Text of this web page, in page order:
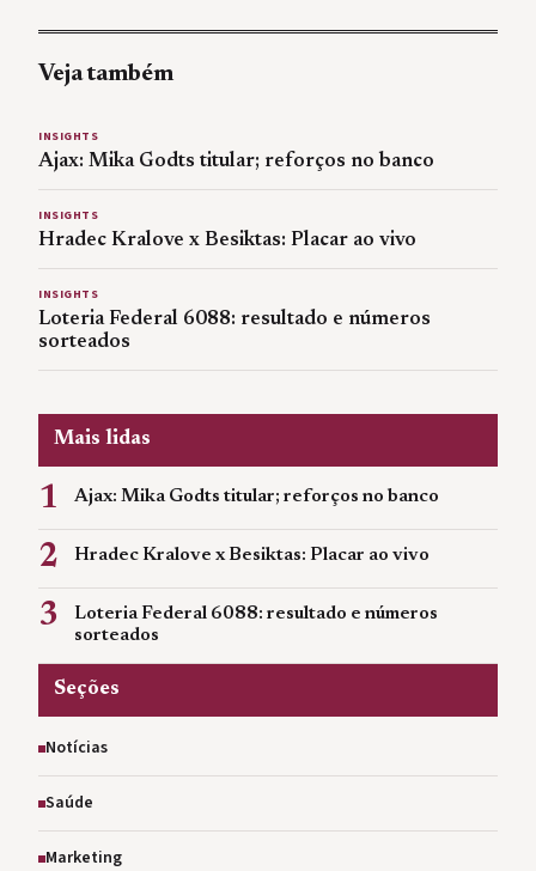
Veja também
INSIGHTS
Ajax: Mika Godts titular; reforços no banco
INSIGHTS
Hradec Kralove x Besiktas: Placar ao vivo
INSIGHTS
Loteria Federal 6088: resultado e números
sorteados
Mais lidas
1 Ajax: Mika Godts titular; reforços no banco
2 Hradec Kralove x Besiktas: Placar ao vivo
3
Loteria Federal 6088: resultado e números
sorteados
Seções
Notícias
Saúde
Marketing